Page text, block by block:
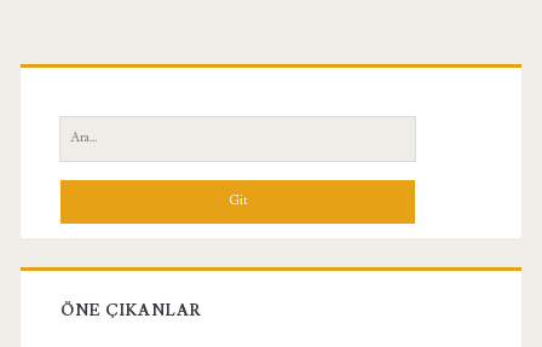
Birincil
Yan
Menü
Ara:
ÖNE ÇIKANLAR